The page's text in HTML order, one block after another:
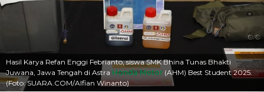
Hasil Karya Refan Enggi Febrianto, siswa SMK Bhina Tunas Bhakti
Juwana, Jawa Tengah di Astra Honda Motor (AHM) Best Student 2025.
(Foto: SUARA.COM/Alfian Winanto)